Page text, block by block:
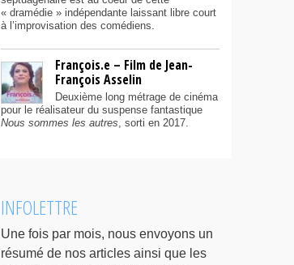
« dramédie » indépendante laissant libre court
à l’improvisation des comédiens.
François.e – Film de Jean-
François Asselin
Deuxième long métrage de cinéma
pour le réalisateur du suspense fantastique
Nous sommes les autres, sorti en 2017.
INFOLETTRE
Une fois par mois, nous envoyons un
résumé de nos articles ainsi que les